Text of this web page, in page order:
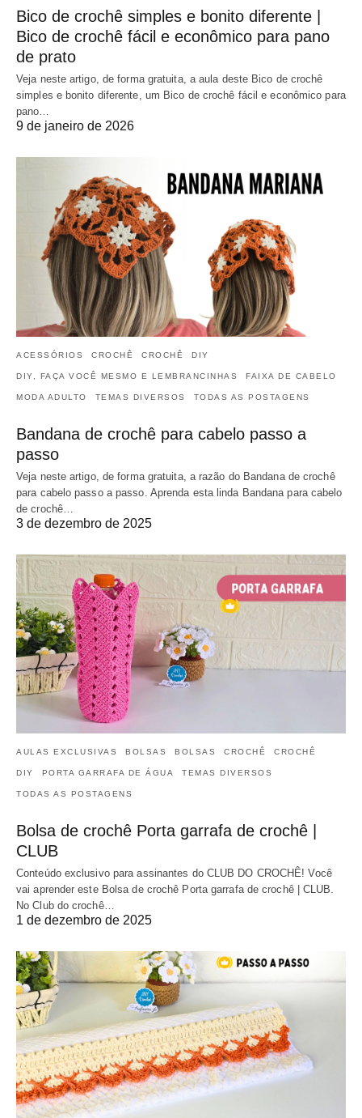
Bico de crochê simples e bonito diferente |
Bico de crochê fácil e econômico para pano
de prato
Veja neste artigo, de forma gratuita, a aula deste Bico de crochê
simples e bonito diferente, um Bico de crochê fácil e econômico para
pano…
9 de janeiro de 2026
ACESSÓRIOS CROCHÊ CROCHÊ DIY
DIY, FAÇA VOCÊ MESMO E LEMBRANCINHAS FAIXA DE CABELO
MODA ADULTO TEMAS DIVERSOS TODAS AS POSTAGENS
Bandana de crochê para cabelo passo a
passo
Veja neste artigo, de forma gratuita, a razão do Bandana de crochê
para cabelo passo a passo. Aprenda esta linda Bandana para cabelo
de crochê…
3 de dezembro de 2025
AULAS EXCLUSIVAS BOLSAS BOLSAS CROCHÊ CROCHÊ
DIY PORTA GARRAFA DE ÁGUA TEMAS DIVERSOS
TODAS AS POSTAGENS
Bolsa de crochê Porta garrafa de crochê |
CLUB
Conteúdo exclusivo para assinantes do CLUB DO CROCHÊ! Você
vai aprender este Bolsa de crochê Porta garrafa de crochê | CLUB.
No Club do crochê…
1 de dezembro de 2025